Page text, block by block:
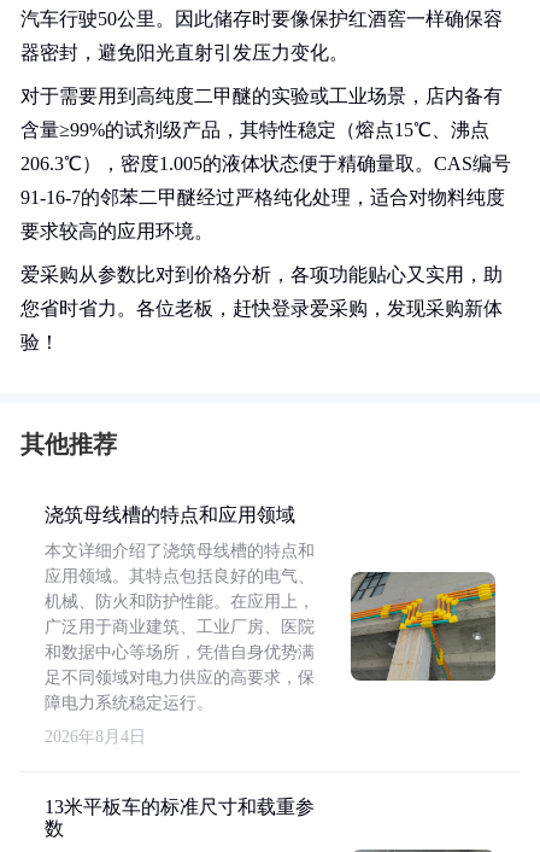
汽车行驶50公里。因此储存时要像保护红酒窖一样确保容
器密封，避免阳光直射引发压力变化。
对于需要用到高纯度二甲醚的实验或工业场景，店内备有
含量≥99%的试剂级产品，其特性稳定（熔点15℃、沸点
206.3℃），密度1.005的液体状态便于精确量取。CAS编号
91-16-7的邻苯二甲醚经过严格纯化处理，适合对物料纯度
要求较高的应用环境。
爱采购从参数比对到价格分析，各项功能贴心又实用，助
您省时省力。各位老板，赶快登录爱采购，发现采购新体
验！
其他推荐
浇筑母线槽的特点和应用领域
本文详细介绍了浇筑母线槽的特点和
应用领域。其特点包括良好的电气、
机械、防火和防护性能。在应用上，
广泛用于商业建筑、工业厂房、医院
和数据中心等场所，凭借自身优势满
足不同领域对电力供应的高要求，保
障电力系统稳定运行。
2026年8月4日
13米平板车的标准尺寸和载重参
数